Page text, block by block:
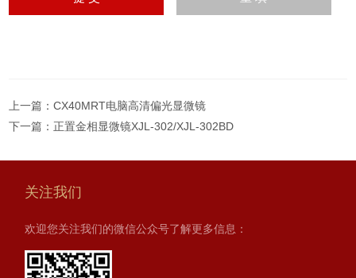
上一篇：CX40MRT电脑高清偏光显微镜
下一篇： 正置金相显微镜XJL-302/XJL-302BD
关注我们
欢迎您关注我们的微信公众号了解更多信息：